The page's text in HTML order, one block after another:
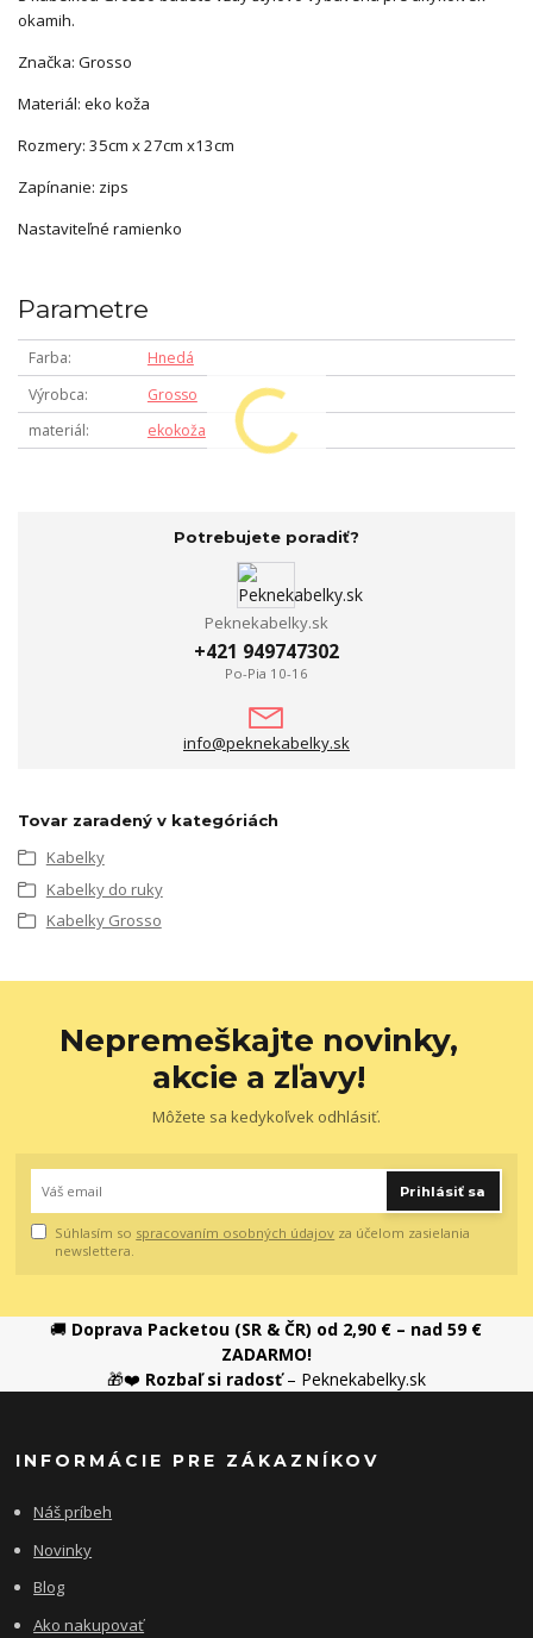
okamih.
Značka: Grosso
Materiál: eko koža
Rozmery: 35cm x 27cm x13cm
Zapínanie: zips
Nastaviteľné ramienko
Parametre
Farba
Hnedá
Výrobca
Grosso
materiál
ekokoža
Potrebujete poradiť?
Peknekabelky.sk
+421 949747302
Po-Pia 10-16
info@peknekabelky.sk
Tovar zaradený v kategóriách
Kabelky
Kabelky do ruky
Kabelky Grosso
Nepremeškajte novinky,
akcie a zľavy!
Môžete sa kedykoľvek odhlásiť.
Prihlásiť sa
Súhlasím so spracovaním osobných údajov za účelom zasielania
newslettera.
🚚 Doprava Packetou (SR & ČR) od 2,90 € – nad 59 €
ZADARMO!
🎁❤️ Rozbaľ si radosť– Peknekabelky.sk
INFORMÁCIE PRE ZÁKAZNÍKOV
Náš príbeh
Novinky
Blog
Ako nakupovať